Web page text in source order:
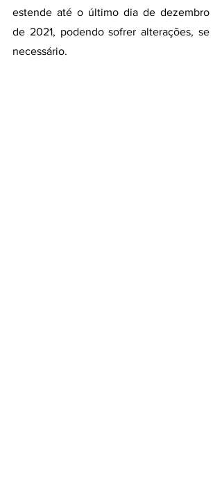
estende até o último dia de dezembro
de 2021, podendo sofrer alterações, se
necessário.